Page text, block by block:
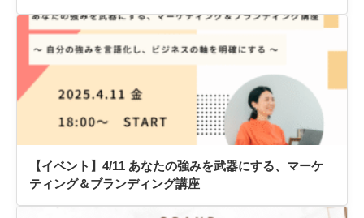
【イベント】4/11 あなたの強みを武器にする、マーケ
ティング＆ブランディング講座